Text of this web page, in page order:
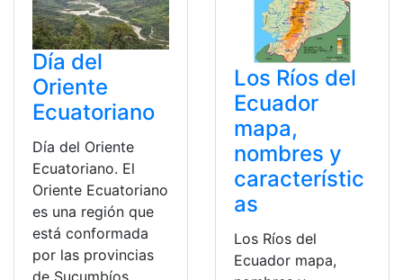
Día del
Oriente
Ecuatoriano
Día del Oriente
Ecuatoriano. El
Oriente Ecuatoriano
es una región que
está conformada
por las provincias
Los Ríos del
Ecuador
mapa,
nombres y
característic
as
Los Ríos del
Ecuador mapa,